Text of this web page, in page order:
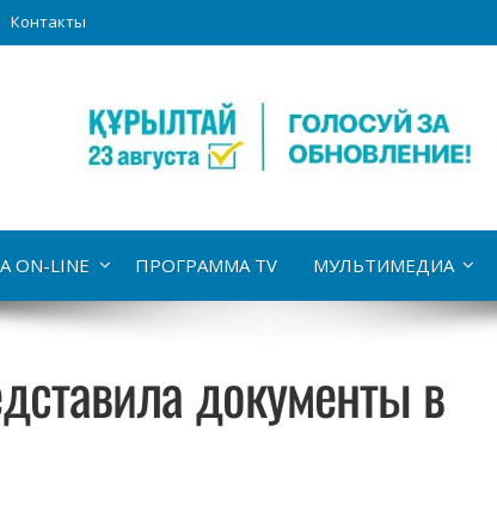
Контакты
ON-LINE ПРОГРАММА TV МУЛЬТИМЕДИА
документы в